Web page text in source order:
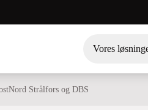
Vores
Strålfors og DBS